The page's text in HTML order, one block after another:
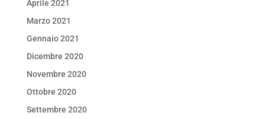
Aprile 2021
Marzo 2021
Gennaio 2021
Dicembre 2020
Novembre 2020
Ottobre 2020
Settembre 2020